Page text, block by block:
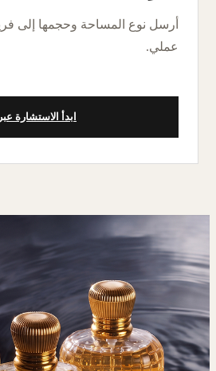
أرسل نوع المساحة وحجمها إلى
عملي.
ابدأ الاستشارة